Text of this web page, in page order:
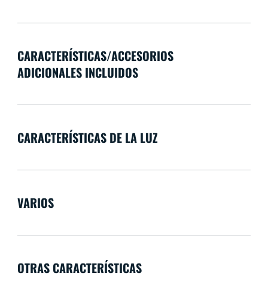
CARACTERÍSTICAS/ACCESORIOS
ADICIONALES INCLUIDOS
CARACTERÍSTICAS DE LA LUZ
VARIOS
OTRAS CARACTERÍSTICAS